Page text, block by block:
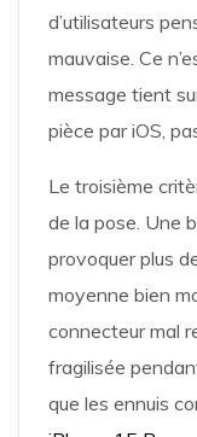
d’utilisateurs
mauvaise. Ce
message tient
pièce par iOS,
Le troisième
de la pose. Une
provoquer plus
moyenne bien
connecteur mal
fragilisée
que les ennuis